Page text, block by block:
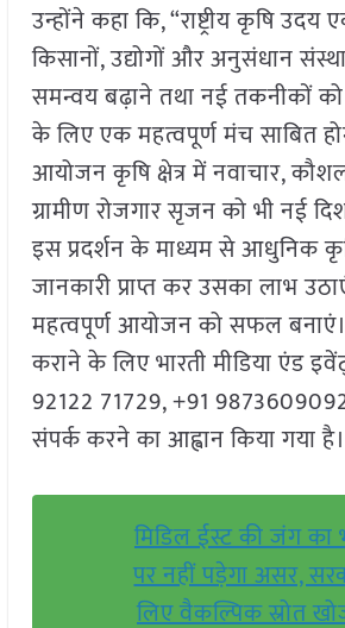
उन्होंने कहा कि, “राष्ट्रीय कृषि
किसानों, उद्योगों और अनुसंधान
समन्वय बढ़ाने तथा नई तकनीकों
के लिए एक महत्वपूर्ण मंच साबित
आयोजन कृषि क्षेत्र में नवाचार,
ग्रामीण रोजगार सृजन को भी नई
इस प्रदर्शन के माध्यम से आधुनिक
जानकारी प्राप्त कर उसका लाभ
महत्वपूर्ण आयोजन को सफल
कराने के लिए भारती मीडिया एंड
92122 71729, +91
संपर्क करने का आह्वान किया गया है।
मिडिल ईस्ट की जंग का
पर नहीं पड़ेगा असर,
लिए वैकल्पिक स्रोत